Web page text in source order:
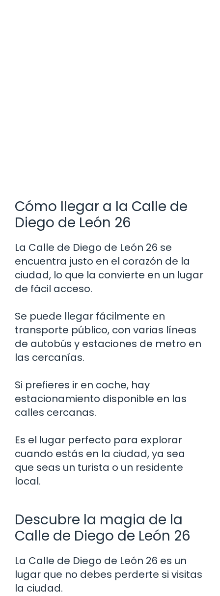
Cómo llegar a la Calle de
Diego de León 26
La Calle de Diego de León 26 se
encuentra justo en el corazón de la
ciudad, lo que la convierte en un lugar
de fácil acceso.
Se puede llegar fácilmente en
transporte público, con varias líneas
de autobús y estaciones de metro en
las cercanías.
Si prefieres ir en coche, hay
estacionamiento disponible en las
calles cercanas.
Es el lugar perfecto para explorar
cuando estás en la ciudad, ya sea
que seas un turista o un residente
local.
Descubre la magia de la
Calle de Diego de León 26
La Calle de Diego de León 26 es un
lugar que no debes perderte si visitas
la ciudad.